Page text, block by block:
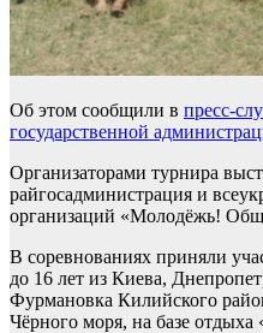
Об этом сообщили в пресс-
государственной
Организаторами турнира
райгосадминистрация и
организаций «Молодёжь!
В соревнованиях приняли
до 16 лет из Киева,
Фурмановка Килийского
Чёрного моря, на базе отдыха